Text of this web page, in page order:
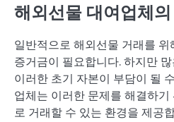
해외선물 대여업체
일반적으로 해외선물 거래를
증거금이 필요합니다. 하지만
이러한 초기 자본이 부담이 될
업체는 이러한 문제를 해결하
로 거래할 수 있는 환경을 제공